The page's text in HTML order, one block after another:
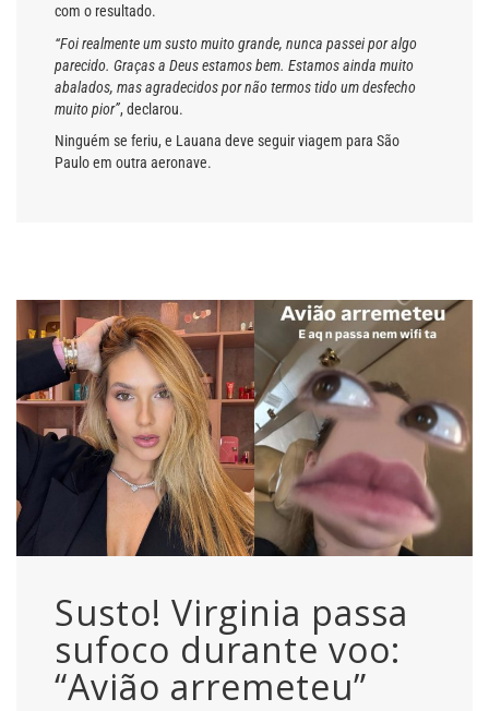
com o resultado.
“Foi realmente um susto muito grande, nunca passei por algo
parecido. Graças a Deus estamos bem. Estamos ainda muito
abalados, mas agradecidos por não termos tido um desfecho
muito pior”, declarou.
Ninguém se feriu, e Lauana deve seguir viagem para São
Paulo em outra aeronave.
Susto! Virginia passa
sufoco durante voo:
“Avião arremeteu”